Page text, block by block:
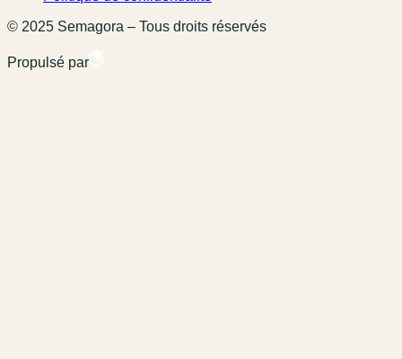
© 2025 Semagora – Tous droits réservés
Propulsé par